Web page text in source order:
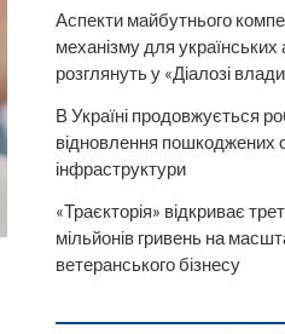
Аспекти майбутнього
механізму для українських
розглянуть у «Діалозі
В Україні продовжується
відновлення пошкоджених
інфраструктури
«Траєкторія» відкриває
мільйонів гривень на
ветеранського бізнесу